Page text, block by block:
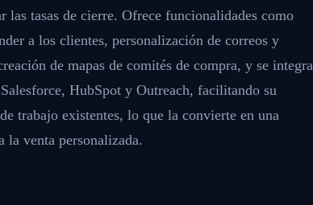
las tasas de cierre. Ofrece funcionalidades como
a los clientes, personalización de correos y
de mapas de comités de compra, y se integra
HubSpot y Outreach, facilitando su
trabajo existentes, lo que la convierte en una
la venta personalizada.